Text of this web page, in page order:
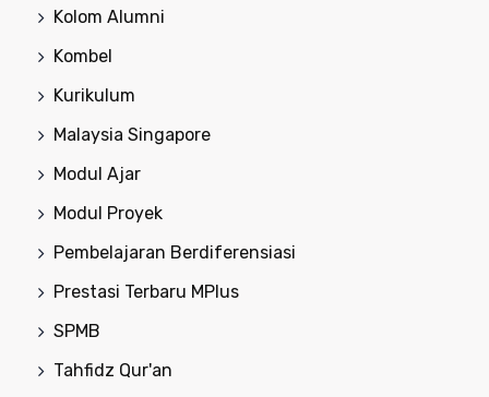
Kolom Alumni
Kombel
Kurikulum
Malaysia Singapore
Modul Ajar
Modul Proyek
Pembelajaran Berdiferensiasi
Prestasi Terbaru MPlus
SPMB
Tahfidz Qur'an